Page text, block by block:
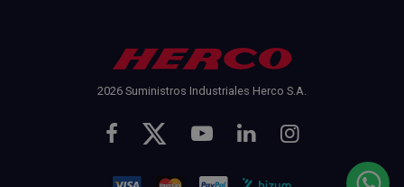
2026 Suministros Industriales Herco S.A.